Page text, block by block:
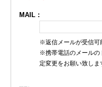
MAIL：
※返信メールが受信可
※携帯電話のメールの
定変更をお願い致しま